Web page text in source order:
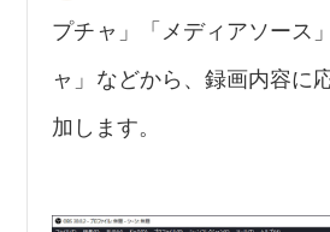
プチャ」「メディアソース
ャ」などから、録画内容に
加します。